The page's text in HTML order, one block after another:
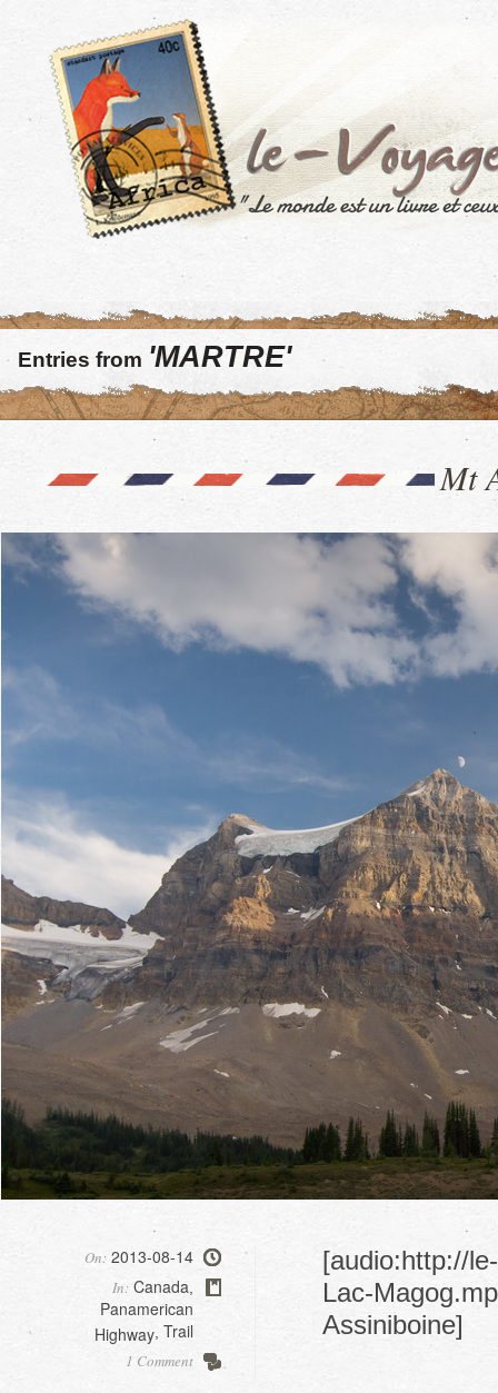
Entries from 'MARTRE'
Mt
On: 2013-08-14
In: Canada
Panamerican
Highway Trail
1 Comment
[audio:http://
Lac-
Assiniboine]